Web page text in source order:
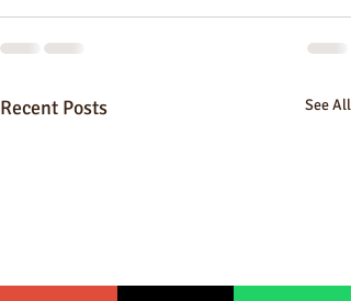
Recent Posts See All